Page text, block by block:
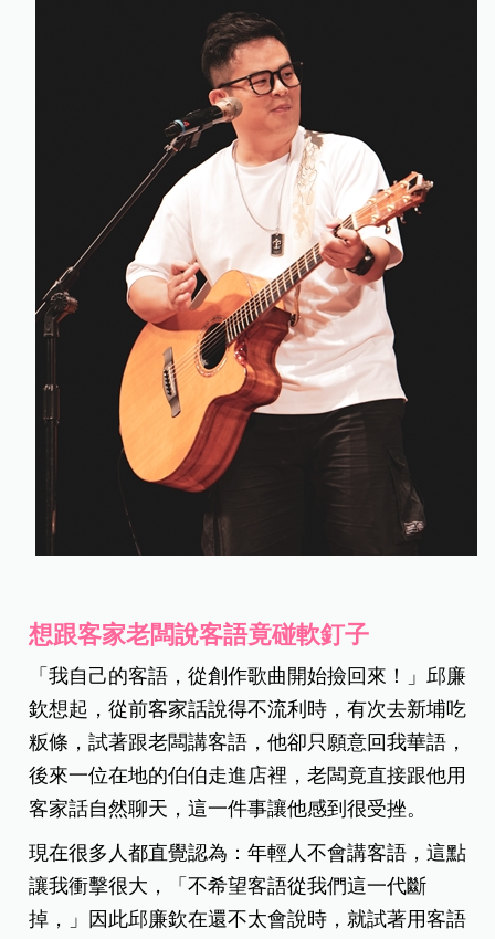
想跟客家老闆說客語竟碰軟釘子
「我自己的客語，從創作歌曲開始撿回來！」邱廉
欽想起，從前客家話說得不流利時，有次去新埔吃
粄條，試著跟老闆講客語，他卻只願意回我華語，
後來一位在地的伯伯走進店裡，老闆竟直接跟他用
客家話自然聊天，這一件事讓他感到很受挫。
現在很多人都直覺認為：年輕人不會講客語，這點
讓我衝擊很大，「不希望客語從我們這一代斷
掉，」因此邱廉欽在還不太會說時，就試著用客語